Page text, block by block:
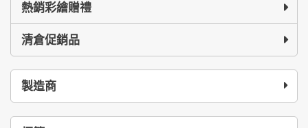
熱銷彩繪贈禮
清倉促銷品
製造商